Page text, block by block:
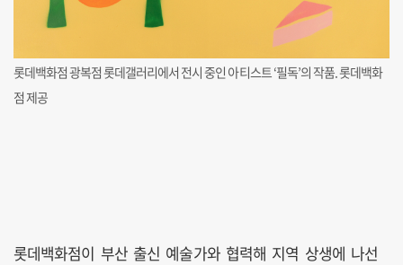
롯데백화점 광복점 롯데갤러리에서 전시 중인 아티스트 ‘필독’의 작품. 롯데백화
점 제공
롯데백화점이 부산 출신 예술가와 협력해 지역 상생에 나선